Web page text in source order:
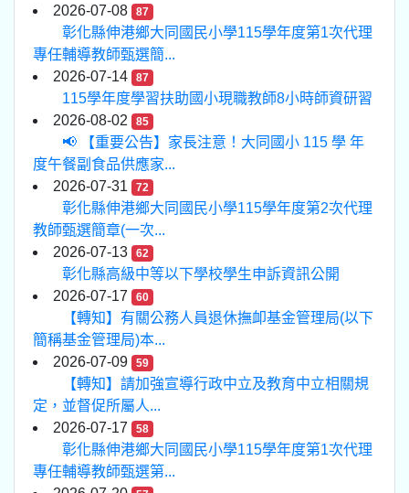
2026-07-08
87
彰化縣伸港鄉大同國民小學115學年度第1次代理
專任輔導教師甄選簡...
2026-07-14
87
115學年度學習扶助國小現職教師8小時師資研習
2026-08-02
85
📢 【重要公告】家長注意！大同國小 115 學 年
度午餐副食品供應家...
2026-07-31
72
彰化縣伸港鄉大同國民小學115學年度第2次代理
教師甄選簡章(一次...
2026-07-13
62
彰化縣高級中等以下學校學生申訴資訊公開
2026-07-17
60
【轉知】有關公務人員退休撫卹基金管理局(以下
簡稱基金管理局)本...
2026-07-09
59
【轉知】請加強宣導行政中立及教育中立相關規
定，並督促所屬人...
2026-07-17
58
彰化縣伸港鄉大同國民小學115學年度第1次代理
專任輔導教師甄選第...